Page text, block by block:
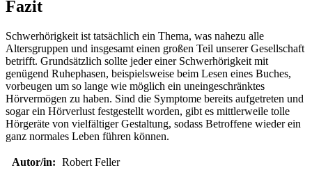
Fazit
Schwerhörigkeit ist tatsächlich ein Thema, was nahezu alle
Altersgruppen und insgesamt einen großen Teil unserer Gesellschaft
betrifft. Grundsätzlich sollte jeder einer Schwerhörigkeit mit
genügend Ruhephasen, beispielsweise beim Lesen eines Buches,
vorbeugen um so lange wie möglich ein uneingeschränktes
Hörvermögen zu haben. Sind die Symptome bereits aufgetreten und
sogar ein Hörverlust festgestellt worden, gibt es mittlerweile tolle
Hörgeräte von vielfältiger Gestaltung, sodass Betroffene wieder ein
ganz normales Leben führen können.
Autor/in: Robert Feller